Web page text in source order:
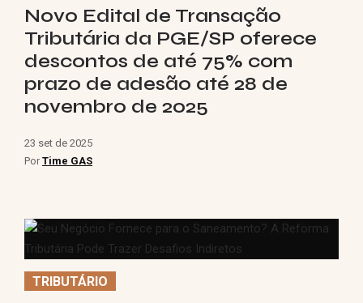
Novo Edital de Transação
Tributária da PGE/SP oferece
descontos de até 75% com
prazo de adesão até 28 de
novembro de 2025
23 set de 2025
Por Time GAS
TRIBUTÁRIO